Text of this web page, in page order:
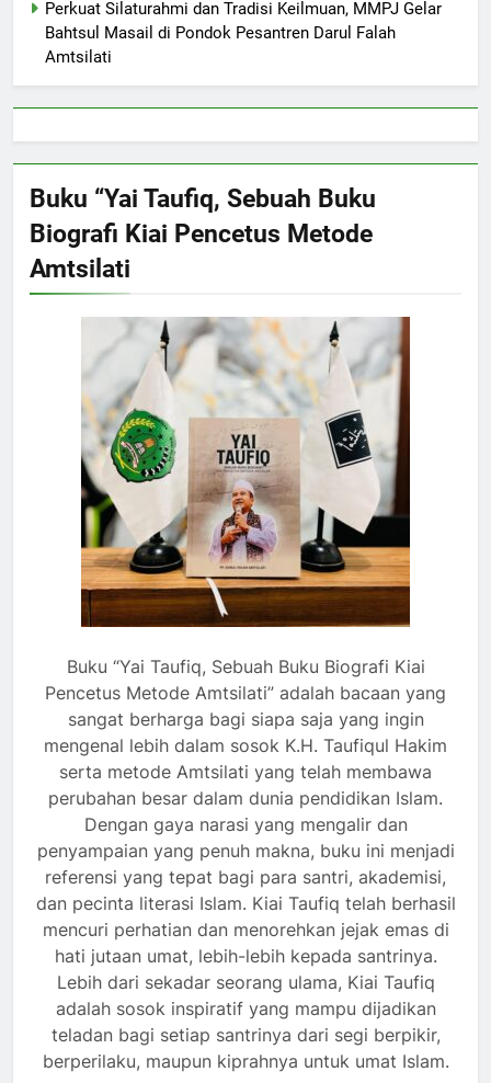
Perkuat Silaturahmi dan Tradisi Keilmuan, MMPJ Gelar
Bahtsul Masail di Pondok Pesantren Darul Falah
Amtsilati
Buku “Yai Taufiq, Sebuah Buku
Biografi Kiai Pencetus Metode
Amtsilati
Buku “Yai Taufiq, Sebuah Buku Biografi Kiai
Pencetus Metode Amtsilati” adalah bacaan yang
sangat berharga bagi siapa saja yang ingin
mengenal lebih dalam sosok K.H. Taufiqul Hakim
serta metode Amtsilati yang telah membawa
perubahan besar dalam dunia pendidikan Islam.
Dengan gaya narasi yang mengalir dan
penyampaian yang penuh makna, buku ini menjadi
referensi yang tepat bagi para santri, akademisi,
dan pecinta literasi Islam. Kiai Taufiq telah berhasil
mencuri perhatian dan menorehkan jejak emas di
hati jutaan umat, lebih-lebih kepada santrinya.
Lebih dari sekadar seorang ulama, Kiai Taufiq
adalah sosok inspiratif yang mampu dijadikan
teladan bagi setiap santrinya dari segi berpikir,
berperilaku, maupun kiprahnya untuk umat Islam.